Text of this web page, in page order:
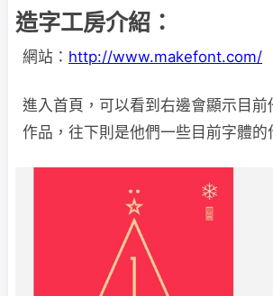
造字工房介紹：
網站： http://www.makefont.com/
進入首頁，可以看到右邊會顯示目前
作品，往下則是他們一些目前字體的